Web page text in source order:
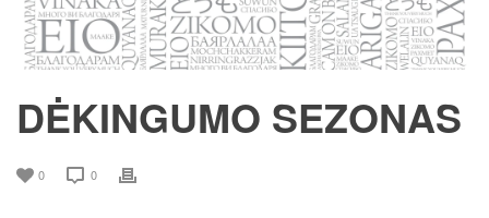
DĖKINGUMO SEZONAS
0 0